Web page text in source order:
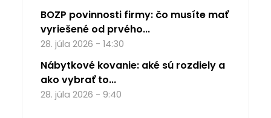
BOZP povinnosti firmy: čo musíte mať
vyriešené od prvého...
28. júla 2026 - 14:30
Nábytkové kovanie: aké sú rozdiely a
ako vybrať to...
28. júla 2026 - 9:40